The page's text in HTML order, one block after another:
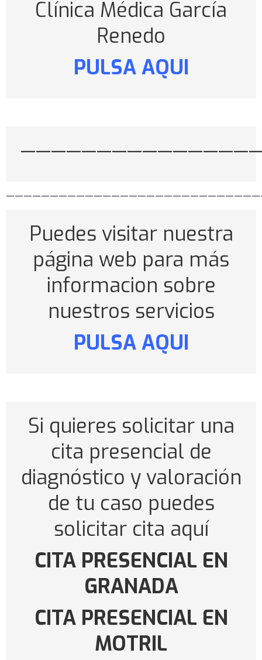
Clínica Médica García
Renedo
PULSA AQUI
Puedes visitar nuestra
página web para más
informacion sobre
nuestros servicios
PULSA AQUI
Si quieres solicitar una
cita presencial de
diagnóstico y valoración
de tu caso puedes
solicitar cita aquí
CITA PRESENCIAL EN
GRANADA
CITA PRESENCIAL EN
MOTRIL